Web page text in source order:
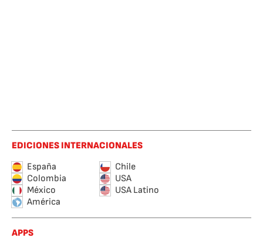
EDICIONES INTERNACIONALES
España
Chile
Colombia
USA
México
USA Latino
América
APPS